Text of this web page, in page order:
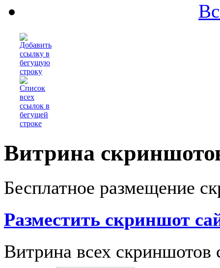
Витрина
Бесплатное размещение
Разместить скриншот
Витрина всех скриншотов